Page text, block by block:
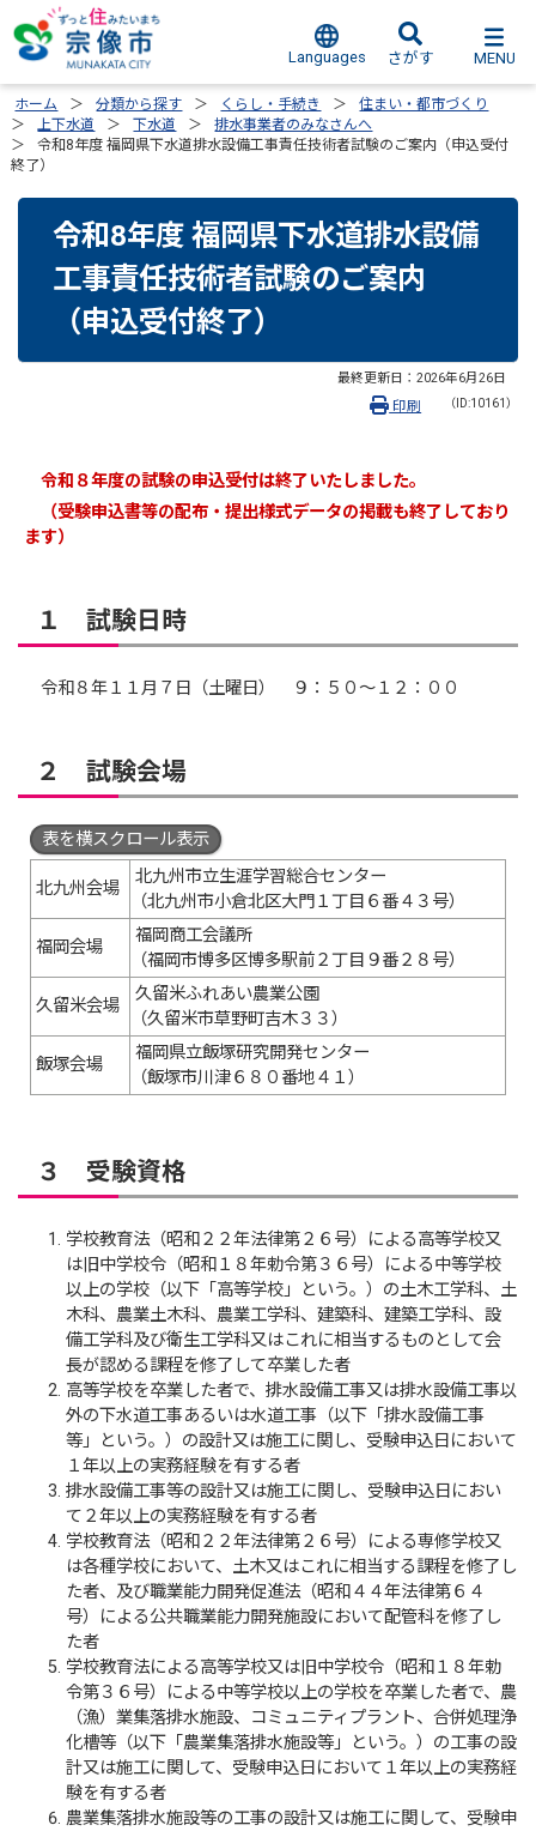
Languages さがす MENU
ホーム 分類から探す くらし・手続き
住まい・都市づくり
上下水道
下水道
排水事業者のみなさんへ
令和8年度 福岡県下水道排水設備工事責任技術者試験のご案内（申込受付
終了）
令和8年度 福岡県下水道排水設備
工事責任技術者試験のご案内
（申込受付終了）
最終更新日： 2026年6月26日
（ID:10161）
印刷
令和８年度の試験の申込受付は終了いたしました。
（受験申込書等の配布・提出様式データの掲載も終了しており
ます）
１ 試験日時
令和８年１１月７日（土曜日） ９：５０～１２：００
２ 試験会場
表を横スクロール表示
北九州会場
北九州市立生涯学習総合センター
（北九州市小倉北区大門１丁目６番４３号）
福岡会場
福岡商工会議所
（福岡市博多区博多駅前２丁目９番２８号）
久留米会場
久留米ふれあい農業公園
（久留米市草野町吉木３３）
飯塚会場
福岡県立飯塚研究開発センター
（飯塚市川津６８０番地４１）
３ 受験資格
学校教育法（昭和２２年法律第２６号）による高等学校又
は旧中学校令（昭和１８年勅令第３６号）による中等学校
以上の学校（以下「高等学校」という。）の土木工学科、土
木科、農業土木科、農業工学科、建築科、建築工学科、設
備工学科及び衛生工学科又はこれに相当するものとして会
長が認める課程を修了して卒業した者
高等学校を卒業した者で、排水設備工事又は排水設備工事以
外の下水道工事あるいは水道工事（以下「排水設備工事
等」という。）の設計又は施工に関し、受験申込日において
１年以上の実務経験を有する者
排水設備工事等の設計又は施工に関し、受験申込日におい
て２年以上の実務経験を有する者
学校教育法（昭和２２年法律第２６号）による専修学校又
は各種学校において、土木又はこれに相当する課程を修了し
た者、及び職業能力開発促進法（昭和４４年法律第６４
号）による公共職業能力開発施設において配管科を修了し
た者
学校教育法による高等学校又は旧中学校令（昭和１８年勅
令第３６号）による中等学校以上の学校を卒業した者で、農
（漁）業集落排水施設、コミュニティプラント、合併処理浄
化槽等（以下「農業集落排水施設等」という。）の工事の設
計又は施工に関して、受験申込日において１年以上の実務経
験を有する者
農業集落排水施設等の工事の設計又は施工に関して、受験申